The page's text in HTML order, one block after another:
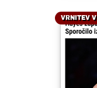
VRNITEV V